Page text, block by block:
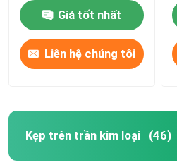
Màn hình trang trí bằng nhôm
Lan can cầu thang nhôm
Dải nhôm trần
Giá tốt nhất
Liên hệ chúng tôi
Kẹp trên trần kim loại (46)